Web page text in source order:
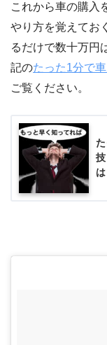
これから車の購入
やり方を覚えてお
るだけで数十万円
記のたった1分で
ご覧ください。
は